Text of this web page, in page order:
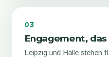
03
Engagement,
Leipzig und Halle stehen